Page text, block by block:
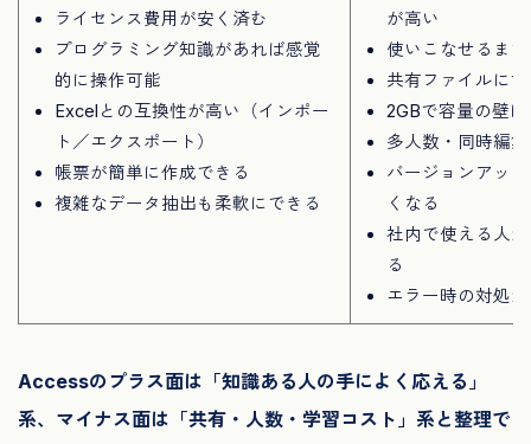
ライセンス費用が安く済む
プログラミング知識があれば感覚
的に操作可能
Excelとの互換性が高い（インポー
ト／エクスポート）
帳票が簡単に作成できる
複雑なデータ抽出も柔軟にできる
が高い
使いこなせるま
共有ファイルに
2GBで容量の壁
多人数・同時編
バージョンアッ
くなる
社内で使える人
る
エラー時の対処
Accessのプラス面は「知識ある人の手によく応える」
系、マイナス面は「共有・人数・学習コスト」系と整理で